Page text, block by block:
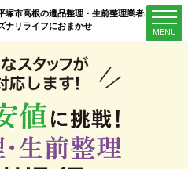
塚市高根の遺品整理・生前整理業者はキ
ナリライフにおまかせ